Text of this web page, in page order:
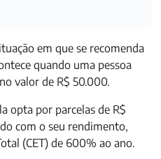
em que se recomenda
quando uma pessoa
valor de R$ 50.000.
opta por parcelas de R$
com o seu rendimento,
(CET) de 600% ao ano.